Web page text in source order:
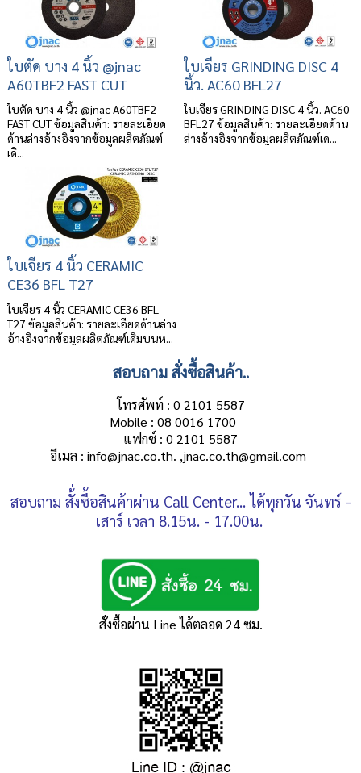
ใบตัด บาง 4 นิ้ว @jnac
A60TBF2 FAST CUT
ใบตัด บาง 4 นิ้ว @jnac A60TBF2
FAST CUT ข้อมูลสินค้า: รายละเอียด
ด้านล่างอ้างอิงจากข้อมูลผลิตภัณฑ์
เดิ...
ใบเจียร GRINDING DISC 4
นิ้ว. AC60 BFL27
ใบเจียร GRINDING DISC 4 นิ้ว. AC60
BFL27 ข้อมูลสินค้า: รายละเอียดด้าน
ล่างอ้างอิงจากข้อมูลผลิตภัณฑ์เด...
ใบเจียร 4 นิ้ว CERAMIC
CE36 BFL T27
ใบเจียร 4 นิ้ว CERAMIC CE36 BFL
T27 ข้อมูลสินค้า: รายละเอียดด้านล่าง
อ้างอิงจากข้อมูลผลิตภัณฑ์เดิมบนห...
สอบถาม สั่งซื้อสินค้า..
โทรศัพท์ : 0 2101 5587
Mobile : 08 0016 1700
แฟกซ์ : 0 2101 5587
อีเมล : info@jnac.co.th. ,jnac.co.th@gmail.com
สอบถาม สั้่งซื้อสินค้าผ่าน Call Center... ได้ทุกวัน จันทร์ -
เสาร์ เวลา 8.15น. - 17.00น.
สั่งซื้อผ่าน Line ได้ตลอด 24 ซม.